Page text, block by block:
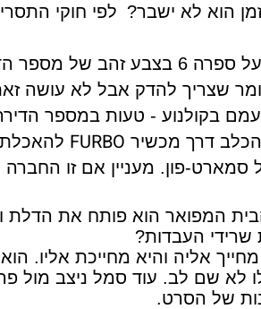
הוא לא ישבר? לפי חוקי
שצריך להדק אבל לא עושה
בקולנוע - טעות במספר
הכלב דרך מכשיר FURBO
פון. מעניין אם זו
המפואר הוא פותח את הדלת
שרידי העבדות?
אליה והיא מחייכת אליו.
לא שם לב. עוד סמל ניצב מול
של הסרט.